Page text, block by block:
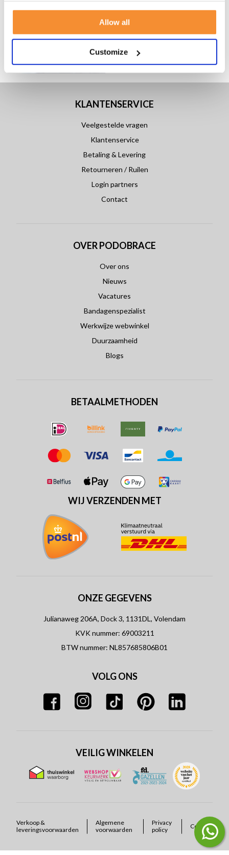
Allow all
Customize
KLANTENSERVICE
Veelgestelde vragen
Klantenservice
Betaling & Levering
Retourneren / Ruilen
Login partners
Contact
OVER PODOBRACE
Over ons
Nieuws
Vacatures
Bandagenspezialist
Werkwijze webwinkel
Duurzaamheid
Blogs
BETAALMETHODEN
WIJ VERZENDEN MET
ONZE GEGEVENS
Julianaweg 206A, Dock 3, 1131DL, Volendam
KVK nummer: 69003211
BTW nummer: NL857685806B01
VOLG ONS
Verkoop &
leveringsvoorwaarden
Algemene
voorwaarden
Privacy
policy
Cookies
VEILIG WINKELEN